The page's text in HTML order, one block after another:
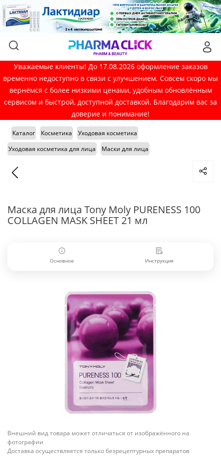
Уважаемые клиенты! До 17.08.2026 оформление заказов
временно недоступно в связи с улучшением. Совсем скоро мы
вернёмся с более низкими ценами, удобным обновлённым
сервисом и быстрой, доступной доставкой. Благодарим вас за
доверие и понимание!
Каталог Косметика
Уходовая косметика
Уходовая косметика для лица
Маски для лица
Маска для лица Tony Moly PURENESS 100
COLLAGEN MASK SHEET 21 мл
Основное Инструкция
Внешний вид товара может отличаться от изображённого на
фотографии
Доставка осуществляется только безрецептурных препаратов